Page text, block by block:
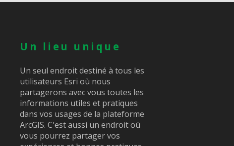
Un lieu unique
Un seul endroit destiné à tous les
utilisateurs Esri où nous
partagerons avec vous toutes les
informations utiles et pratiques
dans vos usages de la plateforme
ArcGIS. C'est aussi un endroit où
vous pourrez partager vos